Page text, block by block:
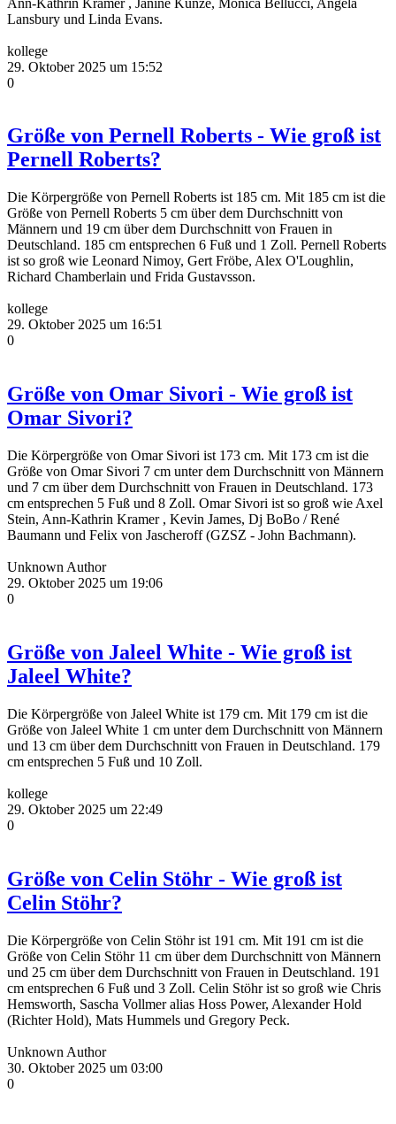
Lansbury und Linda Evans.
kollege
29. Oktober 2025 um 15:52
0
Größe von Pernell Roberts - Wie groß ist
Pernell Roberts?
Die Körpergröße von Pernell Roberts ist 185 cm. Mit 185 cm ist die
Größe von Pernell Roberts 5 cm über dem Durchschnitt von
Männern und 19 cm über dem Durchschnitt von Frauen in
Deutschland. 185 cm entsprechen 6 Fuß und 1 Zoll. Pernell Roberts
ist so groß wie Leonard Nimoy, Gert Fröbe, Alex O'Loughlin,
Richard Chamberlain und Frida Gustavsson.
kollege
29. Oktober 2025 um 16:51
0
Größe von Omar Sivori - Wie groß ist
Omar Sivori?
Die Körpergröße von Omar Sivori ist 173 cm. Mit 173 cm ist die
Größe von Omar Sivori 7 cm unter dem Durchschnitt von Männern
und 7 cm über dem Durchschnitt von Frauen in Deutschland. 173
cm entsprechen 5 Fuß und 8 Zoll. Omar Sivori ist so groß wie Axel
Stein, Ann-Kathrin Kramer , Kevin James, Dj BoBo / René
Baumann und Felix von Jascheroff (GZSZ - John Bachmann).
Unknown Author
29. Oktober 2025 um 19:06
0
Größe von Jaleel White - Wie groß ist
Jaleel White?
Die Körpergröße von Jaleel White ist 179 cm. Mit 179 cm ist die
Größe von Jaleel White 1 cm unter dem Durchschnitt von Männern
und 13 cm über dem Durchschnitt von Frauen in Deutschland. 179
cm entsprechen 5 Fuß und 10 Zoll.
kollege
29. Oktober 2025 um 22:49
0
Größe von Celin Stöhr - Wie groß ist
Celin Stöhr?
Die Körpergröße von Celin Stöhr ist 191 cm. Mit 191 cm ist die
Größe von Celin Stöhr 11 cm über dem Durchschnitt von Männern
und 25 cm über dem Durchschnitt von Frauen in Deutschland. 191
cm entsprechen 6 Fuß und 3 Zoll. Celin Stöhr ist so groß wie Chris
Hemsworth, Sascha Vollmer alias Hoss Power, Alexander Hold
(Richter Hold), Mats Hummels und Gregory Peck.
Unknown Author
30. Oktober 2025 um 03:00
0